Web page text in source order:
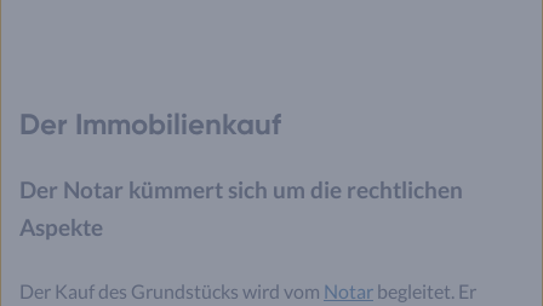
Der Immobilienkauf
Der Notar kümmert sich um die rechtlichen
Aspekte
Der Kauf des Grundstücks wird vom Notar begleitet. Er